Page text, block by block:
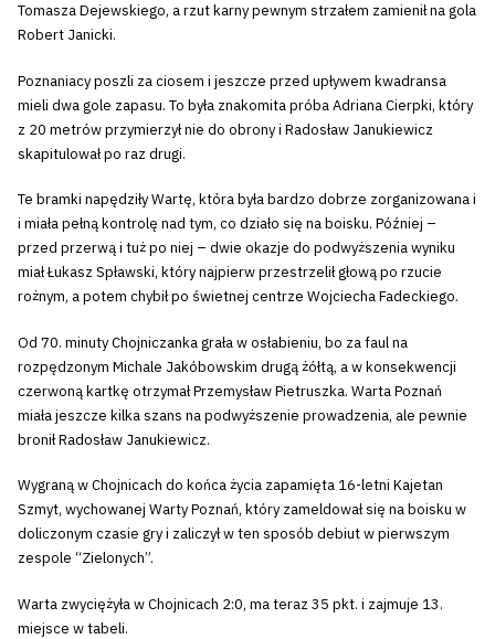
Tomasza Dejewskiego, a rzut karny pewnym strzałem zamienił na gola
Robert Janicki.
Poznaniacy poszli za ciosem i jeszcze przed upływem kwadransa
mieli dwa gole zapasu. To była znakomita próba Adriana Cierpki, który
z 20 metrów przymierzył nie do obrony i Radosław Janukiewicz
skapitulował po raz drugi.
Te bramki napędziły Wartę, która była bardzo dobrze zorganizowana i
i miała pełną kontrolę nad tym, co działo się na boisku. Później –
przed przerwą i tuż po niej – dwie okazje do podwyższenia wyniku
miał Łukasz Spławski, który najpierw przestrzelił głową po rzucie
rożnym, a potem chybił po świetnej centrze Wojciecha Fadeckiego.
Od 70. minuty Chojniczanka grała w osłabieniu, bo za faul na
rozpędzonym Michale Jakóbowskim drugą żółtą, a w konsekwencji
czerwoną kartkę otrzymał Przemysław Pietruszka. Warta Poznań
miała jeszcze kilka szans na podwyższenie prowadzenia, ale pewnie
bronił Radosław Janukiewicz.
Wygraną w Chojnicach do końca życia zapamięta 16-letni Kajetan
Szmyt, wychowanej Warty Poznań, który zameldował się na boisku w
doliczonym czasie gry i zaliczył w ten sposób debiut w pierwszym
zespole “Zielonych”.
Warta zwyciężyła w Chojnicach 2:0, ma teraz 35 pkt. i zajmuje 13.
miejsce w tabeli.